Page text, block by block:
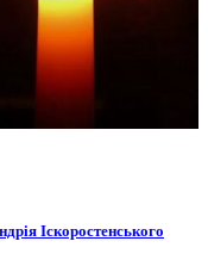
Іскоростенського